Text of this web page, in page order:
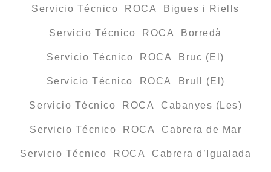
Servicio Técnico ROCA Bigues i Riells
Servicio Técnico ROCA Borredà
Servicio Técnico ROCA Bruc (El)
Servicio Técnico ROCA Brull (El)
Servicio Técnico ROCA Cabanyes (Les)
Servicio Técnico ROCA Cabrera de Mar
Servicio Técnico ROCA Cabrera d’Igualada